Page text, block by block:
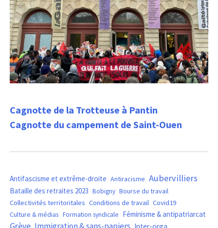
Cagnotte de la Trotteuse à Pantin
Cagnotte du campement de Saint-Ouen
Antifascisme et extrême-droite Antiracisme Aubervilliers
Bataille des retraites 2023 Bobigny Bourse du travail
Collectivités territoritales Conditions de travail Covid19
Culture & médias Formation syndicale Féminisme & antipatriarcat
Grève Immigration & sans-papiers Inter-orga